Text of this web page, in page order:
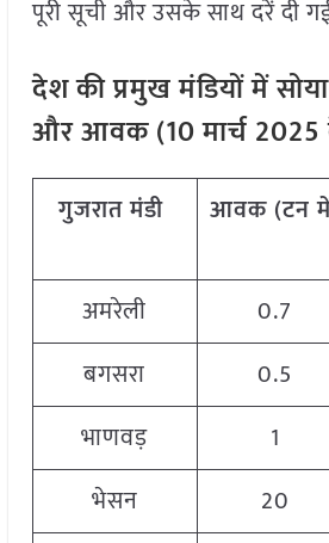
पूरी सूची और उसके साथ दरें दी
देशकीप्रमुखमंडियोंमें
औरआवक(10मार्च2025
गुजरातमंडी आवक(टन
अमरेली 0.7
बगसरा
0.5
भाणवड़
1
भेसन
20